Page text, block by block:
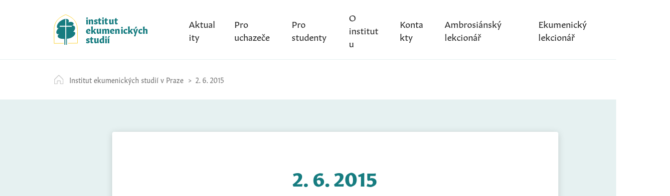
k
i
p
t
c
o
institut
ekumenických
studií
Aktual
ity
Pro
uchazeče
Pro
studenty
O
institut
u
Konta
kty
Ambrosiánský
lekcionář
Ekumenický
lekcionář
Institut ekumenických studií v Praze 2. 6. 2015
2. 6. 2015